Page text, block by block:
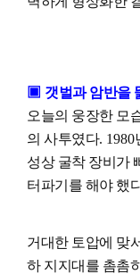
▣ 갯벌과 암반을
오늘의 웅장한 모
의 사투였다. 1980
성상 굴착 장비가
터파기를 해야 했
거대한 토압에 맞
하 지지대를 촘촘